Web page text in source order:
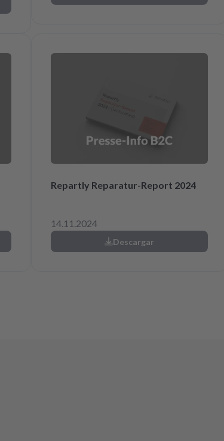
Repartly Reparatur-Report 2024
14.11.2024
Descargar